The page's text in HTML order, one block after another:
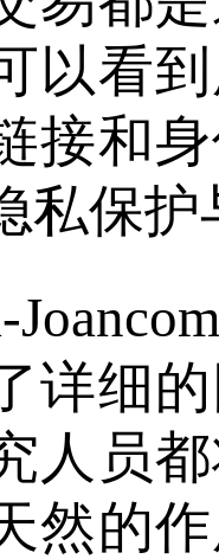
以看
接和
私保
详细
人员
然的